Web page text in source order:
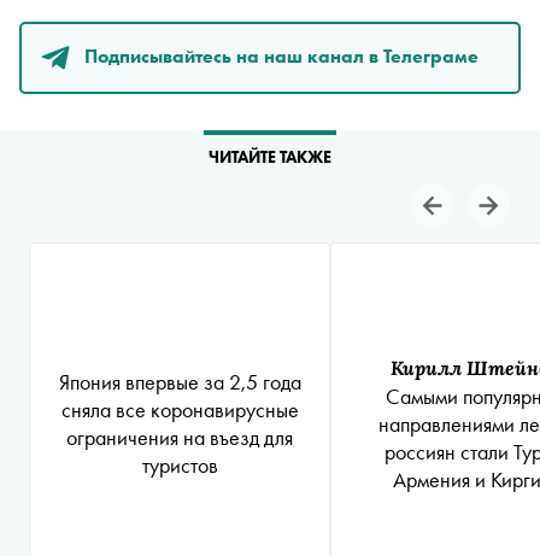
Подписывайтесь на наш канал в Телеграме
ЧИТАЙТЕ ТАКЖЕ
Япония впервые за 2,5 года
сняла все коронавирусные
ограничения на въезд для
туристов
Кирилл
Самыми
направлениями
россиян стали
Армения и